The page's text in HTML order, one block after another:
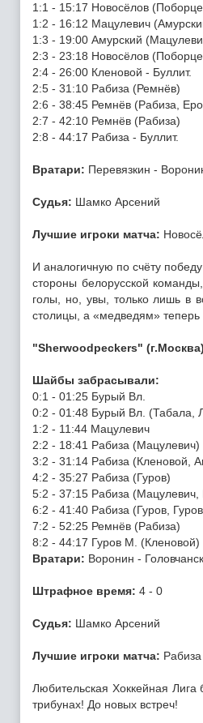
1:1 - 15:17 Новосёлов
1:2 - 16:12 Мацулевич
1:3 - 19:00 Амурский
2:3 - 23:18 Новосёлов
2:4 - 26:00 Кленовой - Буллит.
2:5 - 31:10 Рабиза (Ремнёв)
2:6 - 38:45 Ремнёв (Рабиза,
2:7 - 42:10 Ремнёв (Рабиза)
2:8 - 44:17 Рабиза - Буллит.
Вратари: Перевязкин -
Судья: Шамко Арсений
Лучшие игроки матча:
И аналогичную по счёту
стороны белорусской
голы, но, увы, только лишь в
столицы, а «медведям» теперь
"Sherwoodpeckers"
Шайбы забрасывали:
0:1 - 01:25 Бурый Вл.
0:2 - 01:48 Бурый Вл. (Табала,
1:2 - 11:44 Мацулевич
2:2 - 18:41 Рабиза (Мацулевич)
3:2 - 31:14 Рабиза (Кленовой,
4:2 - 35:27 Рабиза (Гуров)
5:2 - 37:15 Рабиза (Мацулевич,
6:2 - 41:40 Рабиза (Гуров,
7:2 - 52:25 Ремнёв (Рабиза)
8:2 - 44:17 Гуров М. (Кленовой)
Вратари: Воронин -
Штрафное время: 4 - 0
Судья: Шамко Арсений
Лучшие игроки матча:
Любительская Хоккейная Лига
трибунах! До новых встреч!